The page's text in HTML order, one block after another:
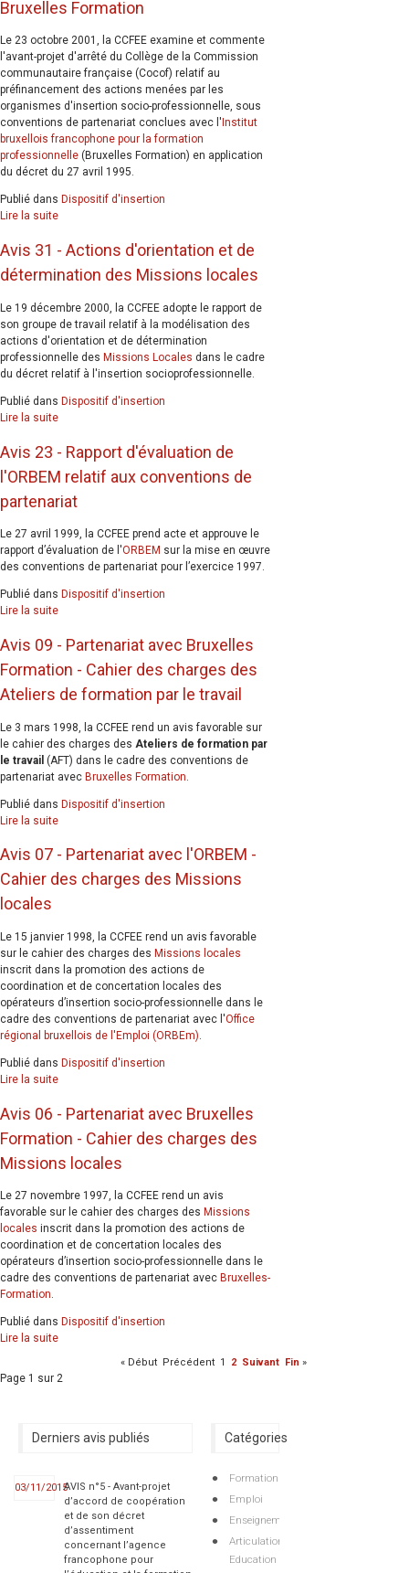
Bruxelles Formation
Le 23 octobre 2001, la CCFEE examine et commente
l'avant-projet d'arrêté du Collège de la Commission
communautaire française (Cocof) relatif au
préfinancement des actions menées par les
organismes d'insertion socio-professionnelle, sous
conventions de partenariat conclues avec l' Institut
bruxellois francophone pour la formation
professionnelle (Bruxelles Formation) en application
du décret du 27 avril 1995.
Publié dans Dispositif d'insertion
Lire la suite
Avis 31 - Actions d'orientation et de
détermination des Missions locales
Le 19 décembre 2000, la CCFEE adopte le rapport de
son groupe de travail relatif à la modélisation des
actions d'orientation et de détermination
professionnelle des Missions Locales dans le cadre
du décret relatif à l'insertion socioprofessionnelle.
Publié dans Dispositif d'insertion
Lire la suite
Avis 23 - Rapport d'évaluation de
l'ORBEM relatif aux conventions de
partenariat
Le 27 avril 1999, la CCFEE prend acte et approuve le
rapport d’évaluation de l'ORBEM sur la mise en œuvre
des conventions de partenariat pour l’exercice 1997.
Publié dans Dispositif d'insertion
Lire la suite
Avis 09 - Partenariat avec Bruxelles
Formation - Cahier des charges des
Ateliers de formation par le travail
Le 3 mars 1998, la CCFEE rend un avis favorable sur
le cahier des charges des Ateliers de formation par
le travail (AFT) dans le cadre des conventions de
partenariat avec Bruxelles Formation
Publié dans Dispositif d'insertion
Lire la suite
Avis 07 - Partenariat avec l'ORBEM -
Cahier des charges des Missions
locales
Le 15 janvier 1998, la CCFEE rend un avis favorable
sur le cahier des charges des Missions locales
inscrit dans la promotion des actions de
coordination et de concertation locales des
opérateurs d’insertion socio-professionnelle dans le
cadre des conventions de partenariat avec l'Office
régional bruxellois de l'Emploi (ORBEm).
Publié dans Dispositif d'insertion
Lire la suite
Avis 06 - Partenariat avec Bruxelles
Formation - Cahier des charges des
Missions locales
Le 27 novembre 1997, la CCFEE rend un avis
favorable sur le cahier des charges des Missions
locales inscrit dans la promotion des actions de
coordination et de concertation locales des
opérateurs d’insertion socio-professionnelle dans le
cadre des conventions de partenariat avec Bruxelles-
Formation.
Publié dans Dispositif d'insertion
Lire la suite
« Début Précédent 1 2 Suivant Fin »
Page 1 sur 2
Derniers avis publiés
03/11/2015AVIS n°5 - Avant-projet
d’accord de coopération
et de son décret
d’assentiment
concernant l’agence
francophone pour
Catégories
Formation
Emploi
Enseignement
Articulations
Education